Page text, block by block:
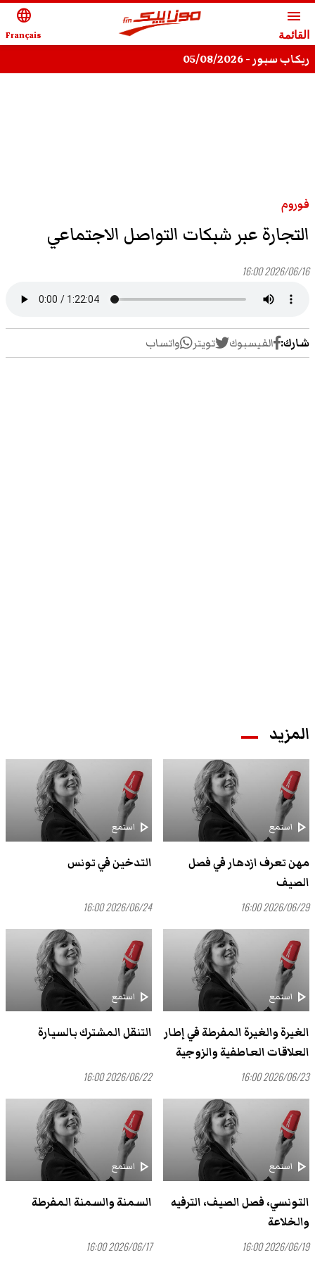
menu
القائمة
language
Français
ريكاب سبور - 05/08/2026
فوروم
التجارة عبر شبكات التواصل الاجتماعي
2026/06/16 16:00
شارك: الفيسبوك تويتر واتساب
المزيد
play_arrow استمع
مهن تعرف ازدهار في فصل
الصيف
2026/06/29 16:00
play_arrow استمع
التدخين في تونس
2026/06/24 16:00
play_arrow استمع
الغيرة والغيرة المفرطة في إطار
العلاقات العاطفية والزوجية
2026/06/23 16:00
play_arrow استمع
التنقل المشترك بالسيارة
2026/06/22 16:00
play_arrow استمع
التونسي، فصل الصيف، الترفيه
والخلاعة
2026/06/19 16:00
play_arrow استمع
السمنة والسمنة المفرطة
2026/06/17 16:00